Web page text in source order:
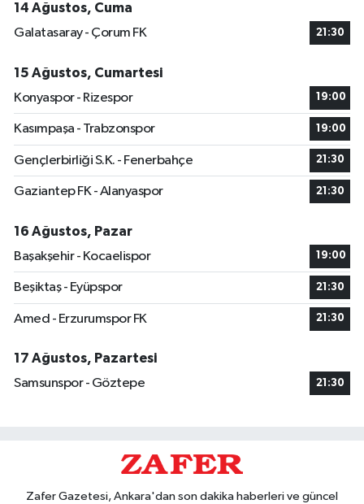
14 Ağustos, Cuma
Galatasaray - Çorum FK
21:30
15 Ağustos, Cumartesi
Konyaspor - Rizespor
19:00
Kasımpaşa - Trabzonspor 19:00
Gençlerbirliği S.K. - Fenerbahçe 21:30
Gaziantep FK - Alanyaspor 21:30
16 Ağustos, Pazar
Başakşehir - Kocaelispor
19:00
Beşiktaş - Eyüpspor 21:30
Amed - Erzurumspor FK 21:30
17 Ağustos, Pazartesi
Samsunspor - Göztepe
21:30
Zafer Gazetesi, Ankara'dan son dakika haberleri ve güncel